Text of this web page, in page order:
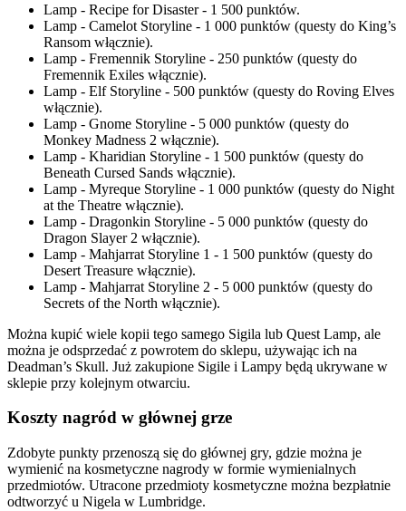
Lamp - Recipe for Disaster - 1 500 punktów.
Lamp - Camelot Storyline - 1 000 punktów (questy do King’s
Ransom włącznie).
Lamp - Fremennik Storyline - 250 punktów (questy do
Fremennik Exiles włącznie).
Lamp - Elf Storyline - 500 punktów (questy do Roving Elves
włącznie).
Lamp - Gnome Storyline - 5 000 punktów (questy do
Monkey Madness 2 włącznie).
Lamp - Kharidian Storyline - 1 500 punktów (questy do
Beneath Cursed Sands włącznie).
Lamp - Myreque Storyline - 1 000 punktów (questy do Night
at the Theatre włącznie).
Lamp - Dragonkin Storyline - 5 000 punktów (questy do
Dragon Slayer 2 włącznie).
Lamp - Mahjarrat Storyline 1 - 1 500 punktów (questy do
Desert Treasure włącznie).
Lamp - Mahjarrat Storyline 2 - 5 000 punktów (questy do
Secrets of the North włącznie).
Można kupić wiele kopii tego samego Sigila lub Quest Lamp, ale
można je odsprzedać z powrotem do sklepu, używając ich na
Deadman’s Skull. Już zakupione Sigile i Lampy będą ukrywane w
sklepie przy kolejnym otwarciu.
Koszty nagród w głównej grze
Zdobyte punkty przenoszą się do głównej gry, gdzie można je
wymienić na kosmetyczne nagrody w formie wymienialnych
przedmiotów. Utracone przedmioty kosmetyczne można bezpłatnie
odtworzyć u Nigela w Lumbridge.